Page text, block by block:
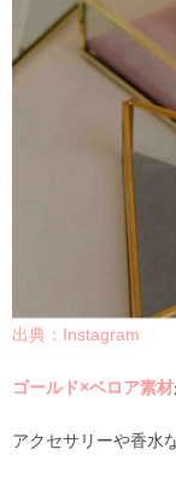
出典：Instagram
ゴールド×ベロア素材
アクセサリーや香水